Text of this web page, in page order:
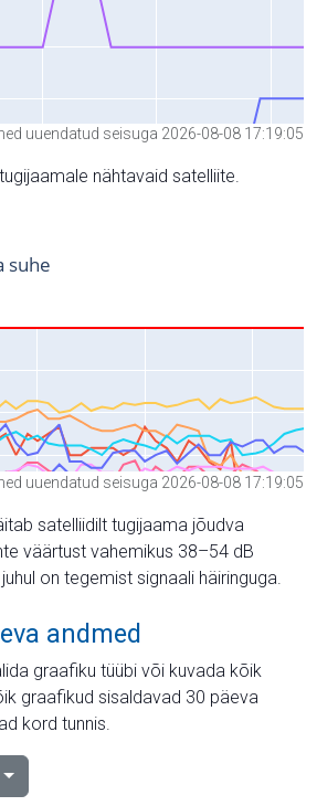
uuendatud seisuga 2026-08-08 17:19:05
nähtavaid satelliite.
uuendatud seisuga 2026-08-08 17:19:05
satelliidilt tugijaama jõudva
väärtust vahemikus 38–54 dB
on tegemist signaali häiringuga.
andmed
graafiku tüübi või kuvada kõik
graafikud sisaldavad 30 päeva
kord tunnis.